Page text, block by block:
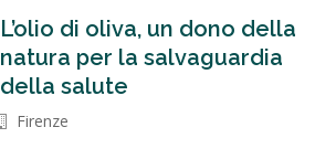
L’olio di oliva, un dono della
natura per la salvaguardia
della salute
Firenze